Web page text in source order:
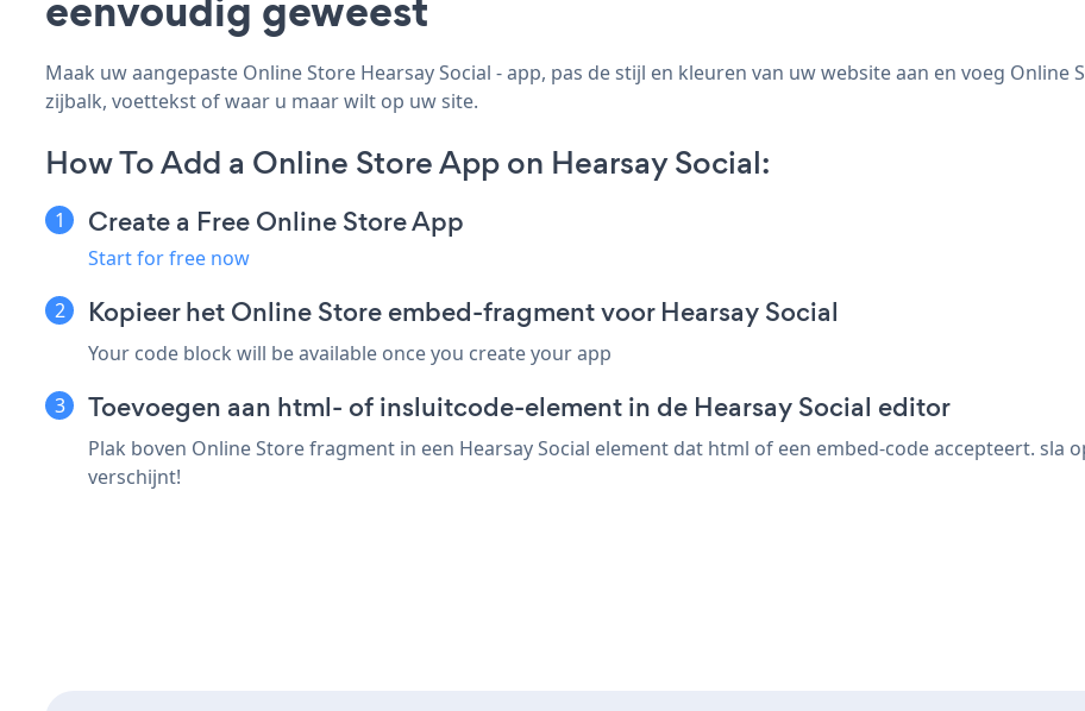
Maak uw aangepaste Online Store Hearsay Social - app, pas de stijl en kleuren van uw website aan en voeg Online
zijbalk, voettekst of waar u maar wilt op uw site.
How To Add a Online Store App on Hearsay Social:
Create a Free Online Store App
Start for free now
Kopieer het Online Store embed-fragment voor Hearsay Social
Your code block will be available once you create your app
Toevoegen aan html- of insluitcode-element in de Hearsay Social editor
Plak boven Online Store fragment in een Hearsay Social element dat html of een embed-code accepteert. sla
verschijnt!